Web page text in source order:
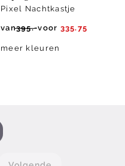
Pixel Nachtkastje
van395.-voor 335.75
meer kleuren